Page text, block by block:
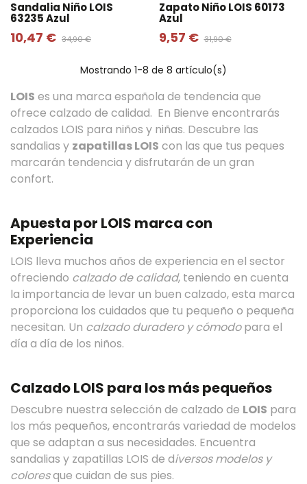
Sandalia Niño LOIS
63235 Azul
10,47 € 34,90 €
Zapato Niño LOIS 60173
Azul
9,57 € 31,90 €
Mostrando 1-8 de 8 artículo(s)
LOIS es una marca española de tendencia que
ofrece calzado de calidad. En Bienve encontrarás
calzados LOIS para niños y niñas. Descubre las
sandalias y zapatillas LOIS con las que tus peques
marcarán tendencia y disfrutarán de un gran
confort.
Apuesta por LOIS marca con
Experiencia
LOIS lleva muchos años de experiencia en el sector
ofreciendo calzado de calidad, teniendo en cuenta
la importancia de levar un buen calzado, esta marca
proporciona los cuidados que tu pequeño o pequeña
necesitan. Un calzado duradero y cómodopara el
día a día de los niños.
Calzado LOIS para los más pequeños
Descubre nuestra selección de calzado de LOIS para
los más pequeños, encontrarás variedad de modelos
que se adaptan a sus necesidades. Encuentra
sandalias y zapatillas LOIS de diversos modelos y
coloresque cuidan de sus pies.